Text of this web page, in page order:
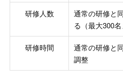
研修人数
通常の研修と
る（最大300名
研修時間
通常の研修と
調整